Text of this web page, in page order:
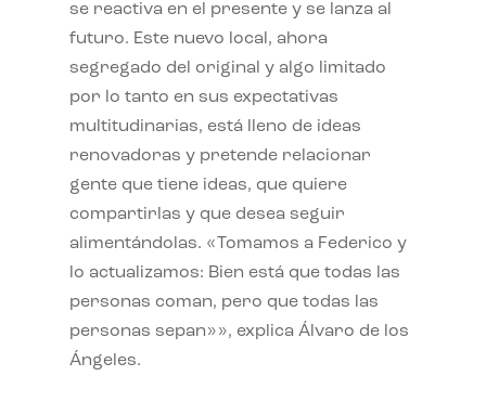
se reactiva en el presente y se lanza al
futuro. Este nuevo local, ahora
segregado del original y algo limitado
por lo tanto en sus expectativas
multitudinarias, está lleno de ideas
renovadoras y pretende relacionar
gente que tiene ideas, que quiere
compartirlas y que desea seguir
alimentándolas. «Tomamos a Federico y
lo actualizamos: Bien está que todas las
personas coman, pero que todas las
personas sepan»», explica Álvaro de los
Ángeles.